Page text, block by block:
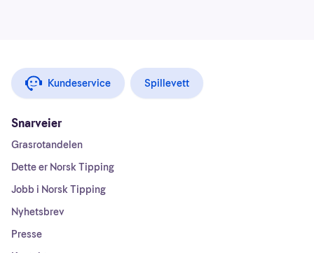
Kundeservice Spillevett
Snarveier
Grasrotandelen
Dette er Norsk Tipping
Jobb i Norsk Tipping
Nyhetsbrev
Presse